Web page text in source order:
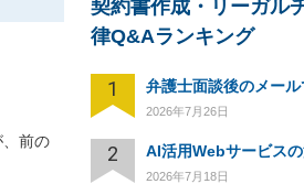
前の
契約書作成・リーガル
律Q&Aランキング
1
2026年7月26日
2
2026年7月18日